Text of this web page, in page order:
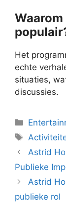
Het
echte
situaties,
discussies.
Tags
Astrid
Publieke
Astrid
publieke rol